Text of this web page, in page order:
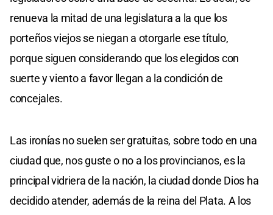
renueva la mitad de una legislatura a la que los
porteños viejos se niegan a otorgarle ese título,
porque siguen considerando que los elegidos con
suerte y viento a favor llegan a la condición de
concejales.
Las ironías no suelen ser gratuitas, sobre todo en una
ciudad que, nos guste o no a los provincianos, es la
principal vidriera de la nación, la ciudad donde Dios ha
decidido atender, además de la reina del Plata. A los